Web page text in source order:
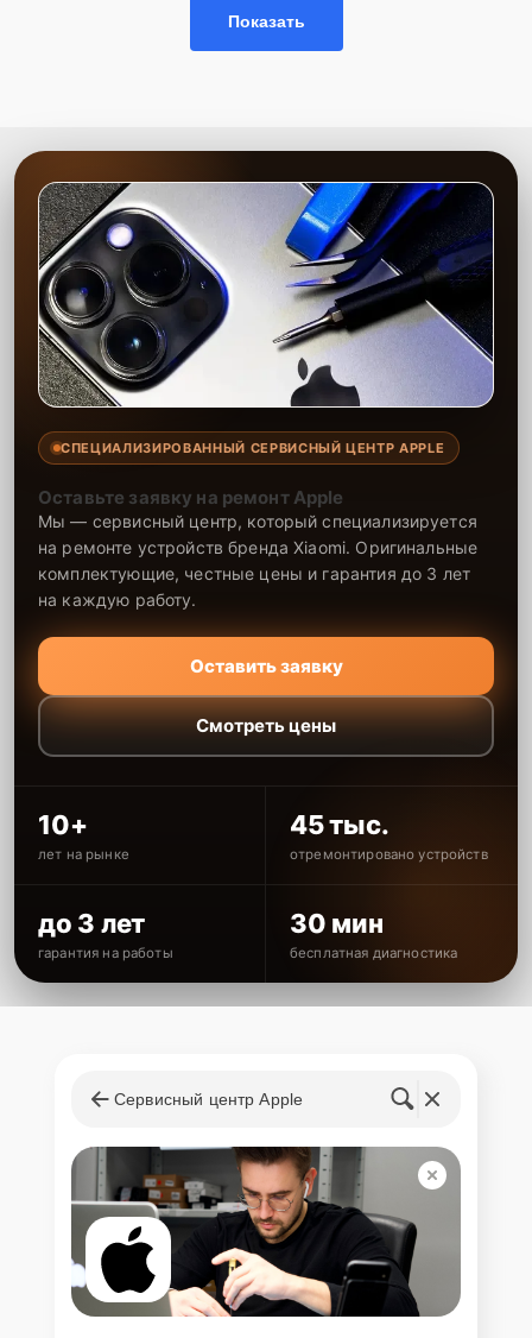
и их качественных аналогов. Мы обеспечиваем быструю и
стабильную работу устройства. Гарантия на выполненные работы
Показать
СПЕЦИАЛИЗИРОВАННЫЙ СЕРВИСНЫЙ ЦЕНТР APPLE
Оставьте заявку на ремонт Apple
Мы — сервисный центр, который специализируется
на ремонте устройств бренда Xiaomi. Оригинальные
комплектующие, честные цены и гарантия до 3 лет
на каждую работу.
Оставить заявку
Смотреть цены
10+
лет на рынке
45 тыс.
отремонтировано устройств
до 3 лет
гарантия на работы
30 мин
бесплатная диагностика
Сервисный центр Apple